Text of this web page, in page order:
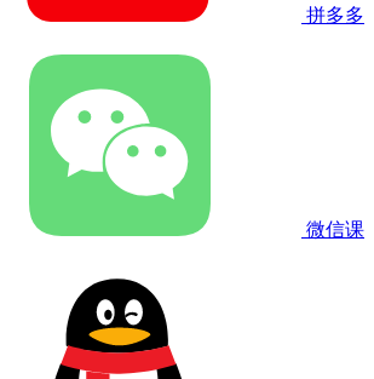
拼多多
微信课